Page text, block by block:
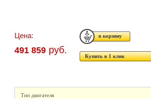
Цена:
491 859 руб.
Купить в 1 клик
Тип двигателя